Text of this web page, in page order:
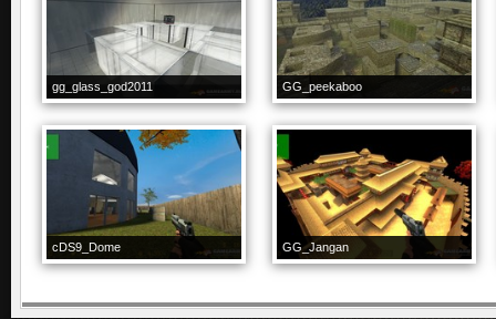
gg_glass_god2011 GG_peekaboo
cDS9_Dome GG_Jangan